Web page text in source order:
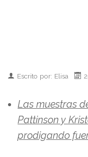
Escrito por: Elisa
Las muestras
Pattinson y
prodigando